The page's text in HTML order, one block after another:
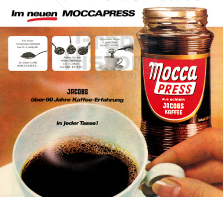
JACOBS KAFFEE Kraft Foods 1964